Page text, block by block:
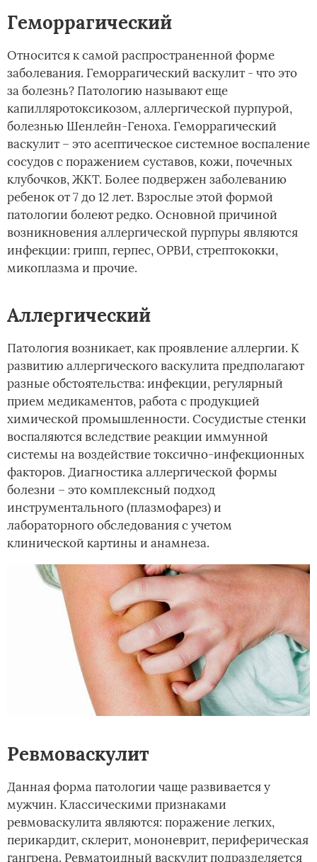
Геморрагический­
Относится к самой распространенной форме
заболевания. Геморрагический васкулит - что это
за болезнь? Патологию называют еще
капилляротоксикозом, аллергической пурпурой,
болезнью Шенлейн-Геноха. Геморрагический
васкулит – это асептическое системное воспаление
сосудов с поражением суставов, кожи, почечных
клубочков, ЖКТ. Более подвержен заболеванию
ребенок от 7 до 12 лет. Взрослые этой формой
патологии болеют редко. Основной причиной
возникновения аллергической пурпуры являются
инфекции: грипп, герпес, ОРВИ, стрептококки,
микоплазма и прочие.
Аллергический
Патология возникает, как проявление аллергии. К
развитию аллергического васкулита предполагают
разные обстоятельства: инфекции, регулярный
прием медикаментов, работа с продукцией
химической промышленности. Сосудистые стенки
воспаляются вследствие реакции иммунной
системы на воздействие токсично-инфекционных
факторов. Диагностика аллергической формы
болезни – это комплексный подход
инструментального (плазмофарез) и
лабораторного обследования с учетом
клинической картины и анамнеза.
Ревмоваскулит
Данная форма патологии чаще развивается у
мужчин. Классическими признаками
ревмоваскулита являются: поражение легких,
перикардит, склерит, мононеврит, периферическая
гангрена. Ревматоидный васкулит подразделяется